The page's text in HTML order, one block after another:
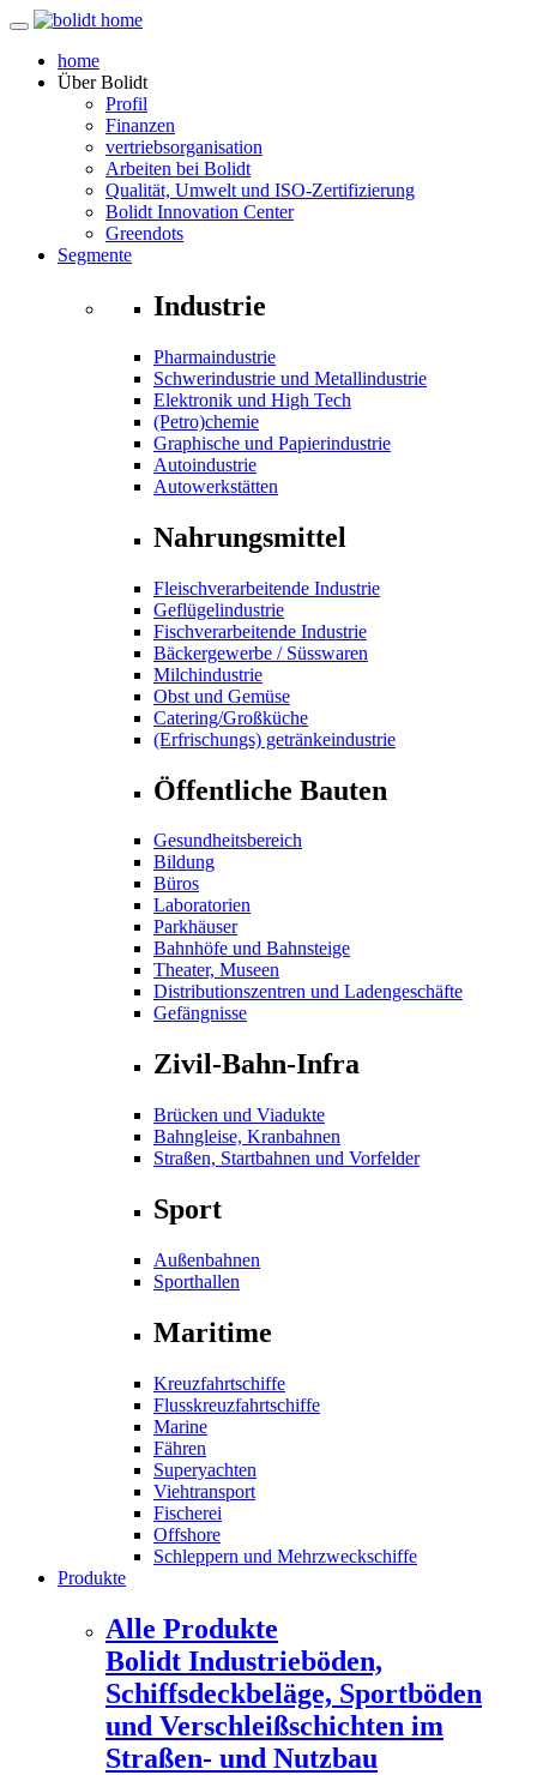
home
ÜberBolidt
Profil
Finanzen
vertriebsorganisation
Arbeiten bei Bolidt
Qualität, Umwelt und ISO-Zertifizierung
Bolidt Innovation Center
Greendots
Segmente
Industrie
Pharmaindustrie
Schwerindustrie und Metallindustrie
Elektronik und High Tech
(Petro)chemie
Graphische und Papierindustrie
Autoindustrie
Autowerkstätten
Nahrungsmittel
Fleischverarbeitende Industrie
Geflügelindustrie
Fischverarbeitende Industrie
Bäckergewerbe / Süsswaren
Milchindustrie
Obst und Gemüse
Catering/Großküche
(Erfrischungs) getränkeindustrie
Öffentliche Bauten
Gesundheitsbereich
Bildung
Büros
Laboratorien
Parkhäuser
Bahnhöfe und Bahnsteige
Theater, Museen
Distributionszentren und Ladengeschäfte
Gefängnisse
Zivil-Bahn-Infra
Brücken und Viadukte
Bahngleise, Kranbahnen
Straßen, Startbahnen und Vorfelder
Sport
Außenbahnen
Sporthallen
Maritime
Kreuzfahrtschiffe
Flusskreuzfahrtschiffe
Marine
Fähren
Superyachten
Viehtransport
Fischerei
Offshore
Schleppern und Mehrzweckschiffe
Produkte
Alle Produkte
Bolidt Industrieböden,
Schiffsdeckbeläge, Sportböden
und Verschleißschichten im
Straßen- und Nutzbau